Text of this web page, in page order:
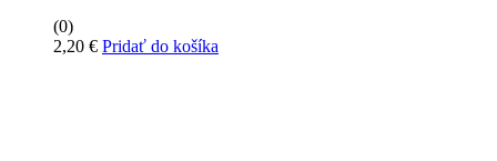
(0)
2,20 € Pridať do košíka